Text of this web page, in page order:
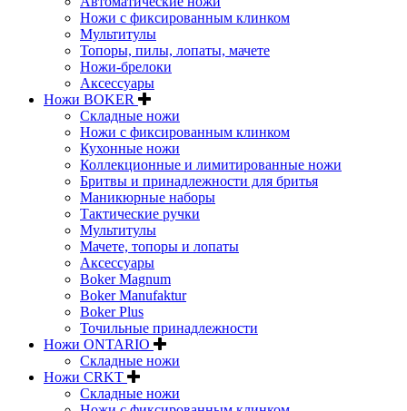
Ножи с фиксированным клинком
Мультитулы
Топоры, пилы, лопаты, мачете
Ножи-брелоки
Аксессуары
Ножи BOKER
Складные ножи
Ножи с фиксированным клинком
Кухонные ножи
Коллекционные и лимитированные ножи
Бритвы и принадлежности для бритья
Маникюрные наборы
Тактические ручки
Мультитулы
Мачете, топоры и лопаты
Аксессуары
Boker Magnum
Boker Manufaktur
Boker Plus
Точильные принадлежности
Ножи ONTARIO
Складные ножи
Ножи CRKT
Складные ножи